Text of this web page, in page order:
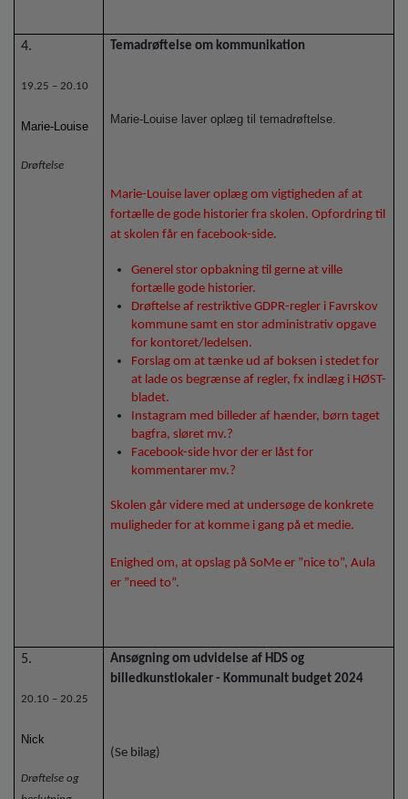
4.
19.25 – 20.10
Marie-Louise
Drøftelse
Temadrøftelse om kommunikation
Marie-Louise laver oplæg til temadrøftelse.
Marie-Louise laver oplæg om vigtigheden af at
fortælle de gode historier fra skolen. Opfordring til
at skolen får en facebook-side.
Generel stor opbakning til gerne at ville
fortælle gode historier.
Drøftelse af restriktive GDPR-regler i Favrskov
kommune samt en stor administrativ opgave
for kontoret/ledelsen.
Forslag om at tænke ud af boksen i stedet for
at lade os begrænse af regler, fx indlæg i HØST-
bladet.
Instagram med billeder af hænder, børn taget
bagfra, sløret mv.?
Facebook-side hvor der er låst for
kommentarer mv.?
Skolen går videre med at undersøge de konkrete
muligheder for at komme i gang på et medie.
Enighed om, at opslag på SoMe er ”nice to”, Aula
er ”need to”.
5.
20.10 – 20.25
Nick
Drøftelse og
Ansøgning om udvidelse af HDS og
billedkunstlokaler - Kommunalt budget 2024
(Se bilag)